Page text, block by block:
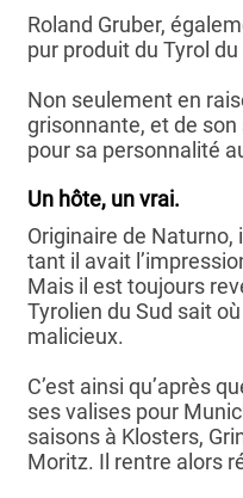
Roland Gruber,
pur produit du Tyrol du
Non seulement en
grisonnante, et de
pour sa personnalité
Un hôte, un vrai.
Originaire de
tant il avait
Mais il est toujours
Tyrolien du Sud sait
malicieux.
C’est ainsi qu’après
ses valises pour
saisons à Klosters,
Moritz. Il rentre alors